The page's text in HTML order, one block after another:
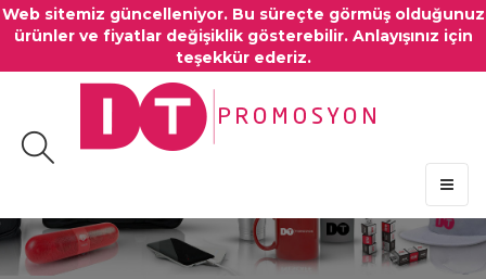
Web sitemiz güncelleniyor. Bu süreçte görmüş olduğunuz
ürünler ve fiyatlar değişiklik gösterebilir. Anlayışınız için
teşekkür ederiz.